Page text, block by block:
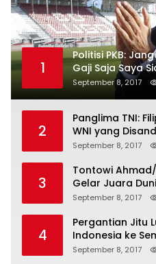
1
Politisi PKB:
Gaji Saja Saya
September 8, 2017
2
Panglima TNI:
WNI yang
September 8, 2017
3
Tontowi
Gelar Juara
September 8, 2017
4
Pergantian Jitu
Indonesia ke
September 8, 2017